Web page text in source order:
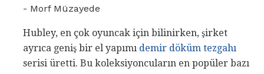
- Morf Müzayede
Hubley, en çok oyuncak için bilinirken, şirket
ayrıca geniş bir el yapımı demir döküm tezgahı
serisi üretti. Bu koleksiyoncuların en popüler bazı